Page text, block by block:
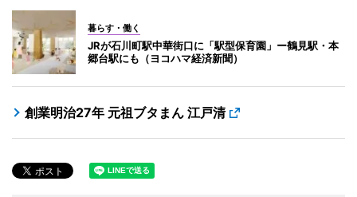
暮らす・働く
JRが石川町駅中華街口に「駅型保育園」ー鶴見駅・本
郷台駅にも（ヨコハマ経済新聞）
創業明治27年 元祖ブタまん 江戸清